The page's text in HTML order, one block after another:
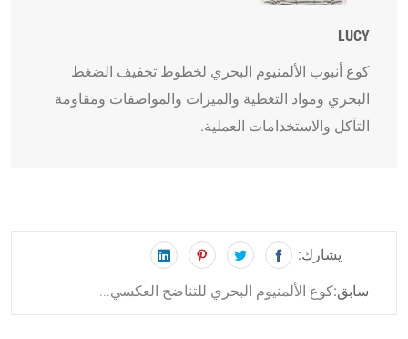
LUCY
كوع أنبوب الألمنيوم البحري لخطوط تخفيف الضغط
البحري ومواد التغطية والميزات والمواصفات ومقاومة
التآكل والاستخدامات العملية.
يشارك:
سابق:كوع الألمنيوم البحري للتناضح العكسي...